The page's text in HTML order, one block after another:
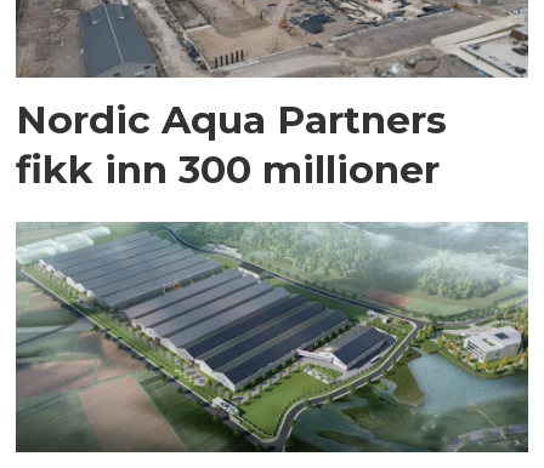
Nordic Aqua Partners
fikk inn 300 millioner